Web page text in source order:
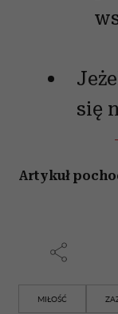
się
Artykuł
MIŁOŚĆ